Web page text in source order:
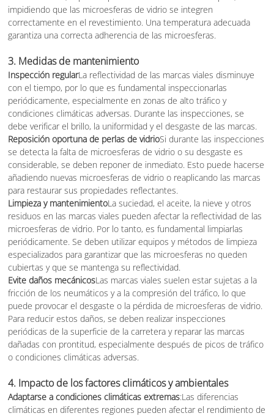
impidiendo que las microesferas de vidrio se integren
correctamente en el revestimiento. Una temperatura adecuada
garantiza una correcta adherencia de las microesferas.
3. Medidas de mantenimiento
Inspección regularLa reflectividad de las marcas viales disminuye
con el tiempo, por lo que es fundamental inspeccionarlas
periódicamente, especialmente en zonas de alto tráfico y
condiciones climáticas adversas. Durante las inspecciones, se
debe verificar el brillo, la uniformidad y el desgaste de las marcas.
Reposición oportuna de perlas de vidrioSi durante las inspecciones
se detecta la falta de microesferas de vidrio o su desgaste es
considerable, se deben reponer de inmediato. Esto puede hacerse
añadiendo nuevas microesferas de vidrio o reaplicando las marcas
para restaurar sus propiedades reflectantes.
Limpieza y mantenimientoLa suciedad, el aceite, la nieve y otros
residuos en las marcas viales pueden afectar la reflectividad de las
microesferas de vidrio. Por lo tanto, es fundamental limpiarlas
periódicamente. Se deben utilizar equipos y métodos de limpieza
especializados para garantizar que las microesferas no queden
cubiertas y que se mantenga su reflectividad.
Evite daños mecánicosLas marcas viales suelen estar sujetas a la
fricción de los neumáticos y a la compresión del tráfico, lo que
puede provocar el desgaste o la pérdida de microesferas de vidrio.
Para reducir estos daños, se deben realizar inspecciones
periódicas de la superficie de la carretera y reparar las marcas
dañadas con prontitud, especialmente después de picos de tráfico
o condiciones climáticas adversas.
4. Impacto de los factores climáticos y ambientales
Adaptarse a condiciones climáticas extremas:Las diferencias
climáticas en diferentes regiones pueden afectar el rendimiento de